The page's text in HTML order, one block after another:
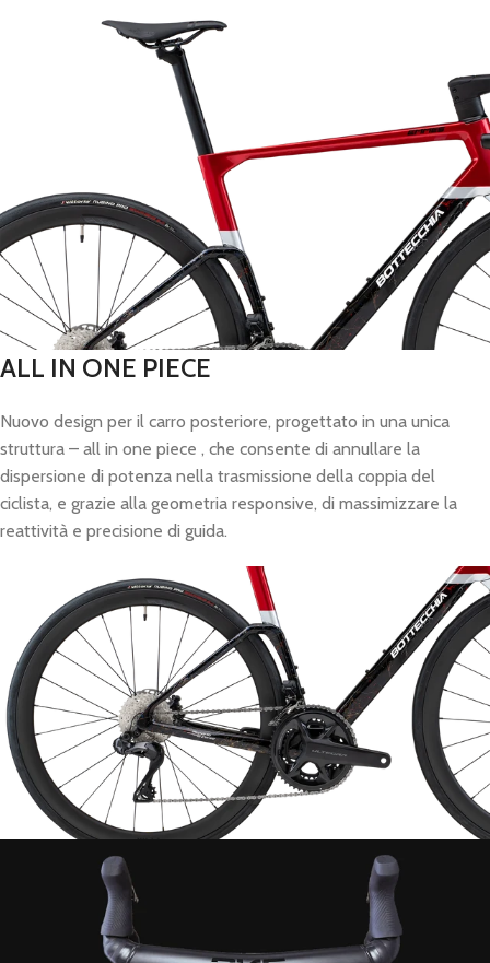
ALL IN ONE PIECE
Nuovo design per il carro posteriore, progettato in una unica
struttura – all in one piece , che consente di annullare la
dispersione di potenza nella trasmissione della coppia del
ciclista, e grazie alla geometria responsive, di massimizzare la
reattività e precisione di guida.